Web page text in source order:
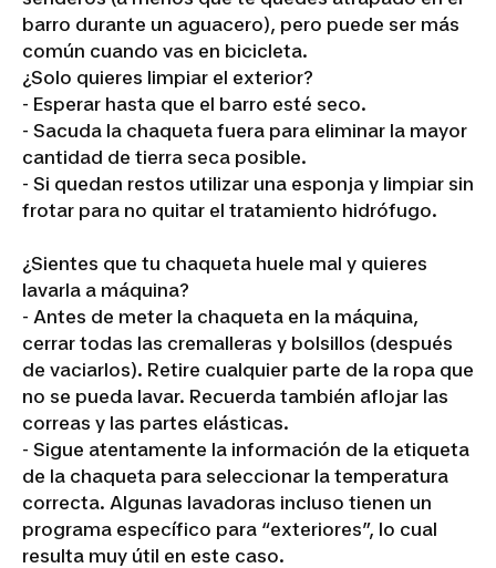
barro durante un aguacero), pero puede ser más
común cuando vas en bicicleta.
¿Solo quieres limpiar el exterior?
- Esperar hasta que el barro esté seco.
- Sacuda la chaqueta fuera para eliminar la mayor
cantidad de tierra seca posible.
- Si quedan restos utilizar una esponja y limpiar sin
frotar para no quitar el tratamiento hidrófugo.
¿Sientes que tu chaqueta huele mal y quieres
lavarla a máquina?
- Antes de meter la chaqueta en la máquina,
cerrar todas las cremalleras y bolsillos (después
de vaciarlos). Retire cualquier parte de la ropa que
no se pueda lavar. Recuerda también aflojar las
correas y las partes elásticas.
- Sigue atentamente la información de la etiqueta
de la chaqueta para seleccionar la temperatura
correcta. Algunas lavadoras incluso tienen un
programa específico para “exteriores”, lo cual
resulta muy útil en este caso.